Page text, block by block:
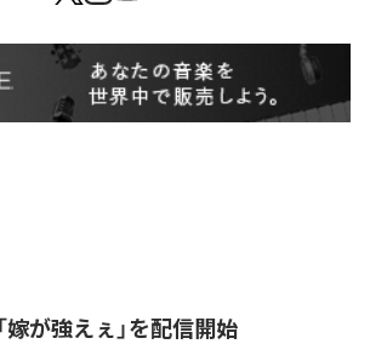
嫁が強えぇ」を配信開始